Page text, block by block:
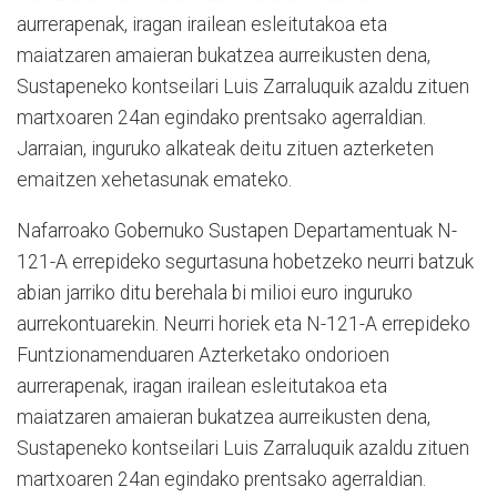
aurrerapenak, iragan irailean esleitutakoa eta
maiatzaren amaieran bukatzea aurreikusten dena,
Sustapeneko kontseilari Luis Zarraluquik azaldu zituen
martxoaren 24an egindako prentsako agerraldian.
Jarraian, inguruko alkateak deitu zituen azterketen
emaitzen xehetasunak emateko.
Nafarroako Gobernuko Sustapen Departamentuak N-
121-A errepideko segurtasuna hobetzeko neurri batzuk
abian jarriko ditu berehala bi milioi euro inguruko
aurrekontuarekin. Neurri horiek eta N-121-A errepideko
Funtzionamenduaren Azterketako ondorioen
aurrerapenak, iragan irailean esleitutakoa eta
maiatzaren amaieran bukatzea aurreikusten dena,
Sustapeneko kontseilari Luis Zarraluquik azaldu zituen
martxoaren 24an egindako prentsako agerraldian.